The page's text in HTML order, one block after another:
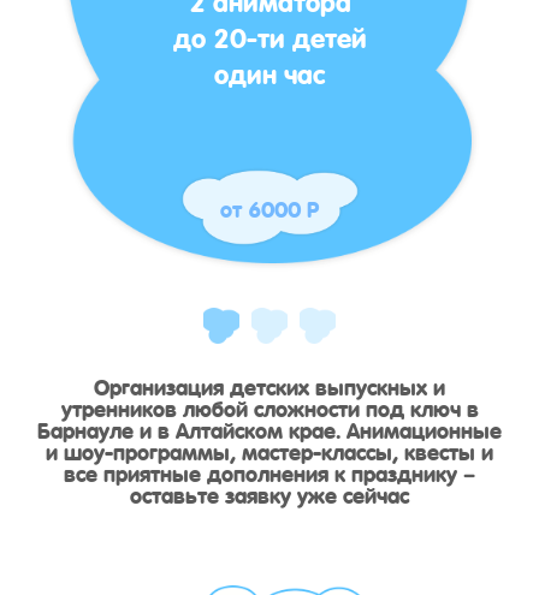
до 20-ти детей
один час
от 6000 Р
Организация детских выпускных и
утренников любой сложности под ключ в
Барнауле и в Алтайском крае. Анимационные
и шоу-программы, мастер-классы, квесты и
все приятные дополнения к празднику –
оставьте заявку уже сейчас